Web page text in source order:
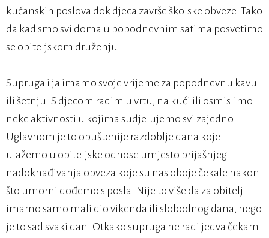
kućanskih poslova dok djeca završe školske obveze. Tako
da kad smo svi doma u popodnevnim satima posvetimo
se obiteljskom druženju.
Supruga i ja imamo svoje vrijeme za popodnevnu kavu
ili šetnju. S djecom radim u vrtu, na kući ili osmislimo
neke aktivnosti u kojima sudjelujemo svi zajedno.
Uglavnom je to opuštenije razdoblje dana koje
ulažemo u obiteljske odnose umjesto prijašnjeg
nadoknađivanja obveza koje su nas oboje čekale nakon
što umorni dođemo s posla. Nije to više da za obitelj
imamo samo mali dio vikenda ili slobodnog dana, nego
je to sad svaki dan. Otkako supruga ne radi jedva čekam